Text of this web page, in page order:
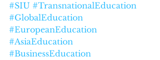
#SIU #TransnationalEducation
#GlobalEducation
#EuropeanEducation
#AsiaEducation
#BusinessEducation